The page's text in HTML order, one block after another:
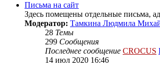
Письма на сайт
Здесь помещены отдельные письма,
Модератор: Тамкина Людмила
28 Темы
299 Сообщения
Последнее сообщение CROCUS
14 июл 2020 16:46